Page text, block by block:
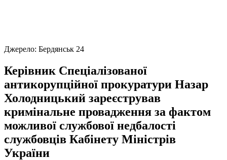
Джерело: Бердянськ 24
Керівник Спеціалізованої
антикорупційної прокуратури Назар
Холодницький зареєстрував
кримінальне провадження за фактом
можливої службової недбалості
службовців Кабінету Міністрів
України